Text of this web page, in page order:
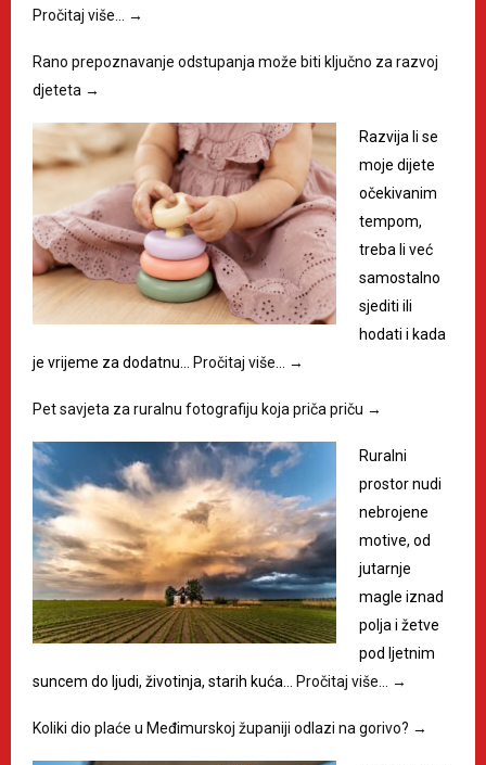
Pročitaj više… →
Rano prepoznavanje odstupanja može biti ključno za razvoj
djeteta →
Razvija li se
moje dijete
očekivanim
tempom,
treba li već
samostalno
sjediti ili
hodati i kada
je vrijeme za dodatnu… Pročitaj više… →
Pet savjeta za ruralnu fotografiju koja priča priču →
Ruralni
prostor nudi
nebrojene
motive, od
jutarnje
magle iznad
polja i žetve
pod ljetnim
suncem do ljudi, životinja, starih kuća… Pročitaj više… →
Koliki dio plaće u Međimurskoj županiji odlazi na gorivo? →